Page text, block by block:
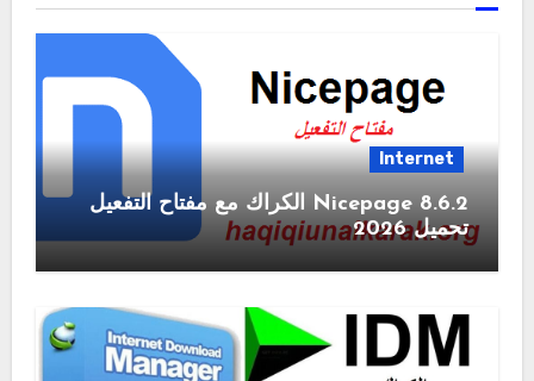
Internet
Nicepage 8.6.2 الكراك مع مفتاح التفعيل
تحميل 2026